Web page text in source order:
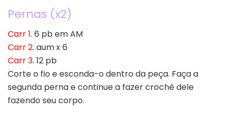
Pernas (x2)
Carr 1. 6 pb em AM
Carr 2. aum x 6
Carr 3. 12 pb
Corte o fio e esconda-o dentro da peça. Faça a
segunda perna e continue a fazer crochê dele
fazendo seu corpo.